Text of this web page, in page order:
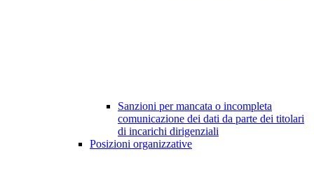
Sanzioni per mancata o incompleta
comunicazione dei dati da parte dei titolari
di incarichi dirigenziali
Posizioni organizzative